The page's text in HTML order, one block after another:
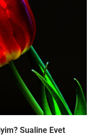
Sualine Evet